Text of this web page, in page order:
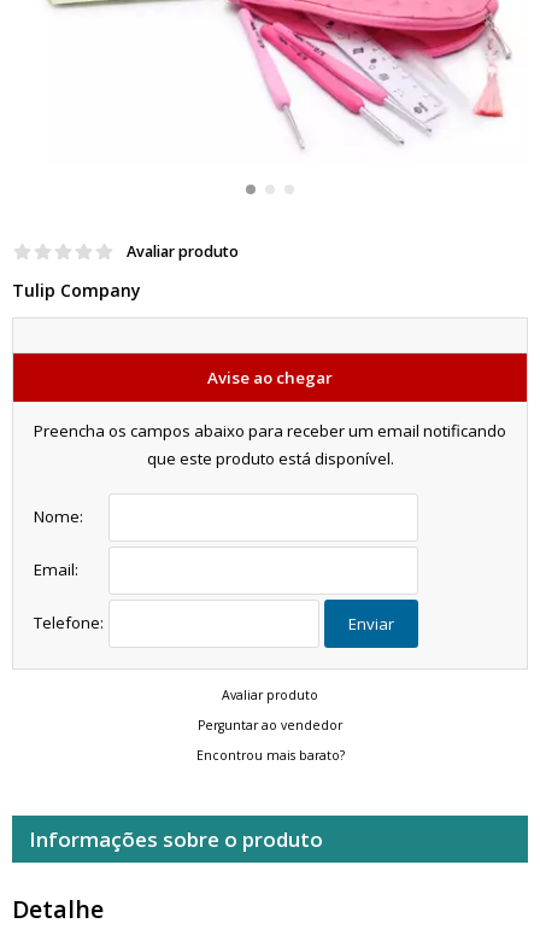
Avaliar produto
Tulip Company
Avise ao chegar
Preencha os campos abaixo para receber um email notificando
que este produto está disponível.
Nome:
Email:
Telefone: Enviar
Avaliar produto
Perguntar ao vendedor
Encontrou mais barato?
Informações sobre o produto
Detalhe